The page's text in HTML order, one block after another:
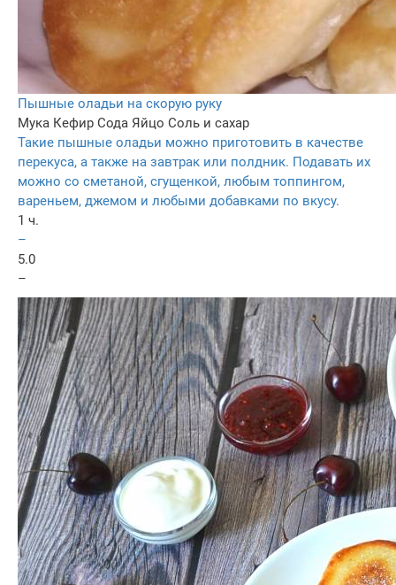
Пышные оладьи на скорую руку
Мука Кефир Сода Яйцо Соль и сахар
Такие пышные оладьи можно приготовить в качестве
перекуса, а также на завтрак или полдник. Подавать их
можно со сметаной, сгущенкой, любым топпингом,
вареньем, джемом и любыми добавками по вкусу.
1 ч.
–
5.0
–